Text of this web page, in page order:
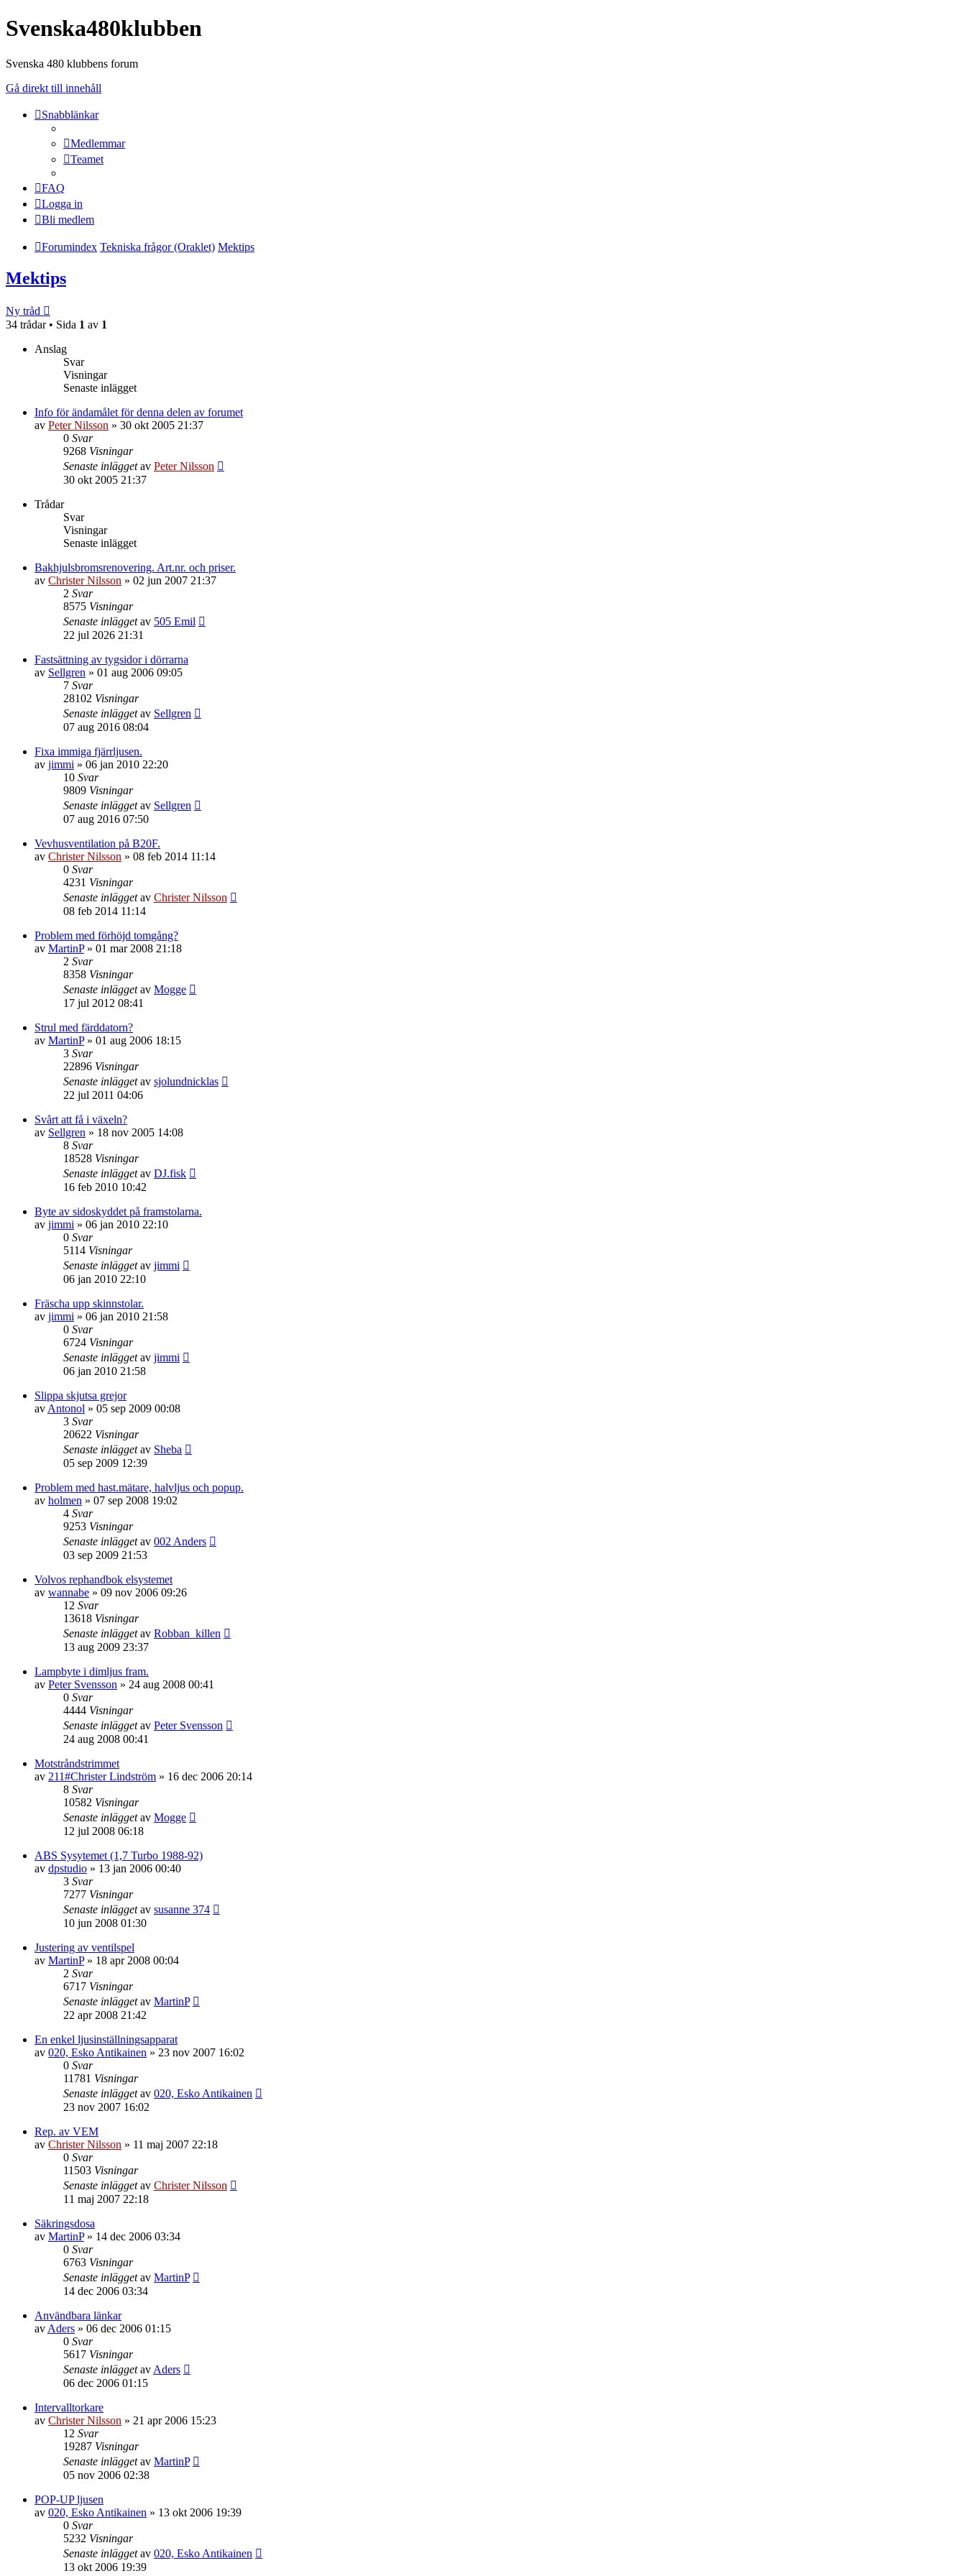
Svenska480klubben
Svenska 480 klubbens forum
Gå direkt till innehåll
Snabblänkar
Medlemmar
Teamet
FAQ
Logga in
Bli medlem
Forumindex Tekniska frågor (Oraklet) Mektips
Mektips
Ny tråd
34 trådar • Sida 1 av 1
Anslag
Svar
Visningar
Senaste inlägget
Info för ändamålet för denna delen av forumet
av Peter Nilsson » 30 okt 2005 21:37
0 Svar
9268 Visningar
Senaste inläggetav Peter Nilsson
30 okt 2005 21:37
Trådar
Svar
Visningar
Senaste inlägget
Bakhjulsbromsrenovering. Art.nr. och priser.
av Christer Nilsson » 02 jun 2007 21:37
2 Svar
8575 Visningar
Senaste inläggetav 505 Emil
22 jul 2026 21:31
Fastsättning av tygsidor i dörrarna
av Sellgren » 01 aug 2006 09:05
7 Svar
28102 Visningar
Senaste inläggetav Sellgren
07 aug 2016 08:04
Fixa immiga fjärrljusen.
av jimmi » 06 jan 2010 22:20
10 Svar
9809 Visningar
Senaste inläggetav Sellgren
07 aug 2016 07:50
Vevhusventilation på B20F.
av Christer Nilsson » 08 feb 2014 11:14
0 Svar
4231 Visningar
Senaste inläggetav Christer Nilsson
08 feb 2014 11:14
Problem med förhöjd tomgång?
av MartinP» 01 mar 2008 21:18
2 Svar
8358 Visningar
Senaste inläggetav Mogge
17 jul 2012 08:41
Strul med färddatorn?
av MartinP» 01 aug 2006 18:15
3 Svar
22896 Visningar
Senaste inläggetav sjolundnicklas
22 jul 2011 04:06
Svårt att få i växeln?
av Sellgren » 18 nov 2005 14:08
8 Svar
18528 Visningar
Senaste inläggetav DJ.fisk
16 feb 2010 10:42
Byte av sidoskyddet på framstolarna.
av jimmi » 06 jan 2010 22:10
0 Svar
5114 Visningar
Senaste inläggetav jimmi
06 jan 2010 22:10
Fräscha upp skinnstolar.
av jimmi » 06 jan 2010 21:58
0 Svar
6724 Visningar
Senaste inläggetav jimmi
06 jan 2010 21:58
Slippa skjutsa grejor
av Antonol » 05 sep 2009 00:08
3 Svar
20622 Visningar
Senaste inläggetav Sheba
05 sep 2009 12:39
Problem med hast.mätare, halvljus och popup.
av holmen » 07 sep 2008 19:02
4 Svar
9253 Visningar
Senaste inläggetav 002 Anders
03 sep 2009 21:53
Volvos rephandbok elsystemet
av wannabe » 09 nov 2006 09:26
12 Svar
13618 Visningar
Senaste inläggetav Robban_killen
13 aug 2009 23:37
Lampbyte i dimljus fram.
av Peter Svensson » 24 aug 2008 00:41
0 Svar
4444 Visningar
Senaste inläggetav Peter Svensson
24 aug 2008 00:41
Motstråndstrimmet
av 211#Christer Lindström » 16 dec 2006 20:14
8 Svar
10582 Visningar
Senaste inläggetav Mogge
12 jul 2008 06:18
ABS Sysytemet (1,7 Turbo 1988-92)
av dpstudio » 13 jan 2006 00:40
3 Svar
7277 Visningar
Senaste inläggetav susanne 374
10 jun 2008 01:30
Justering av ventilspel
av MartinP» 18 apr 2008 00:04
2 Svar
6717 Visningar
Senaste inläggetav MartinP
22 apr 2008 21:42
En enkel ljusinställningsapparat
av 020, Esko Antikainen » 23 nov 2007 16:02
0 Svar
11781 Visningar
Senaste inläggetav 020, Esko Antikainen
23 nov 2007 16:02
Rep. av VEM
av Christer Nilsson » 11 maj 2007 22:18
0 Svar
11503 Visningar
Senaste inläggetav Christer Nilsson
11 maj 2007 22:18
Säkringsdosa
av MartinP» 14 dec 2006 03:34
0 Svar
6763 Visningar
Senaste inläggetav MartinP
14 dec 2006 03:34
Användbara länkar
av Aders » 06 dec 2006 01:15
0 Svar
5617 Visningar
Senaste inläggetav Aders
06 dec 2006 01:15
Intervalltorkare
av Christer Nilsson » 21 apr 2006 15:23
12 Svar
19287 Visningar
Senaste inläggetav MartinP
05 nov 2006 02:38
POP-UP ljusen
av 020, Esko Antikainen » 13 okt 2006 19:39
0 Svar
5232 Visningar
Senaste inläggetav 020, Esko Antikainen
13 okt 2006 19:39